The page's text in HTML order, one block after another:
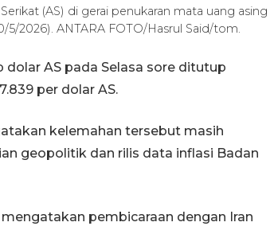
(AS) di gerai penukaran mata uang asing
5/2026). ANTARA FOTO/Hasrul Said/tom.
AS pada Selasa sore ditutup
per dolar AS.
kelemahan tersebut masih
geopolitik dan rilis data inflasi Badan
pembicaraan dengan Iran